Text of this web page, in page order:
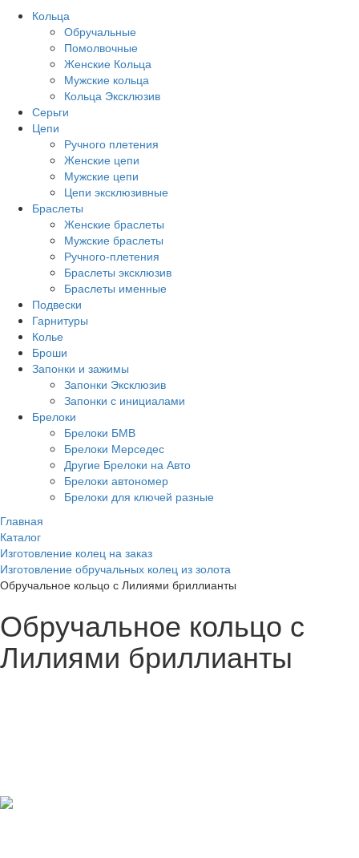
Кольца
Обручальные
Помолвочные
Женские Кольца
Мужские кольца
Кольца Эксклюзив
Серьги
Цепи
Ручного плетения
Женские цепи
Мужские цепи
Цепи эксклюзивные
Браслеты
Женские браслеты
Мужские браслеты
Ручного-плетения
Браслеты эксклюзив
Браслеты именные
Подвески
Гарнитуры
Колье
Броши
Запонки и зажимы
Запонки Эксклюзив
Запонки с инициалами
Брелоки
Брелоки БМВ
Брелоки Мерседес
Другие Брелоки на Авто
Брелоки автономер
Брелоки для ключей разные
Главная
Каталог
Изготовление колец на заказ
Изготовление обручальных колец из золота
Обручальное кольцо с Лилиями бриллианты
Обручальное кольцо с
Лилиями бриллианты